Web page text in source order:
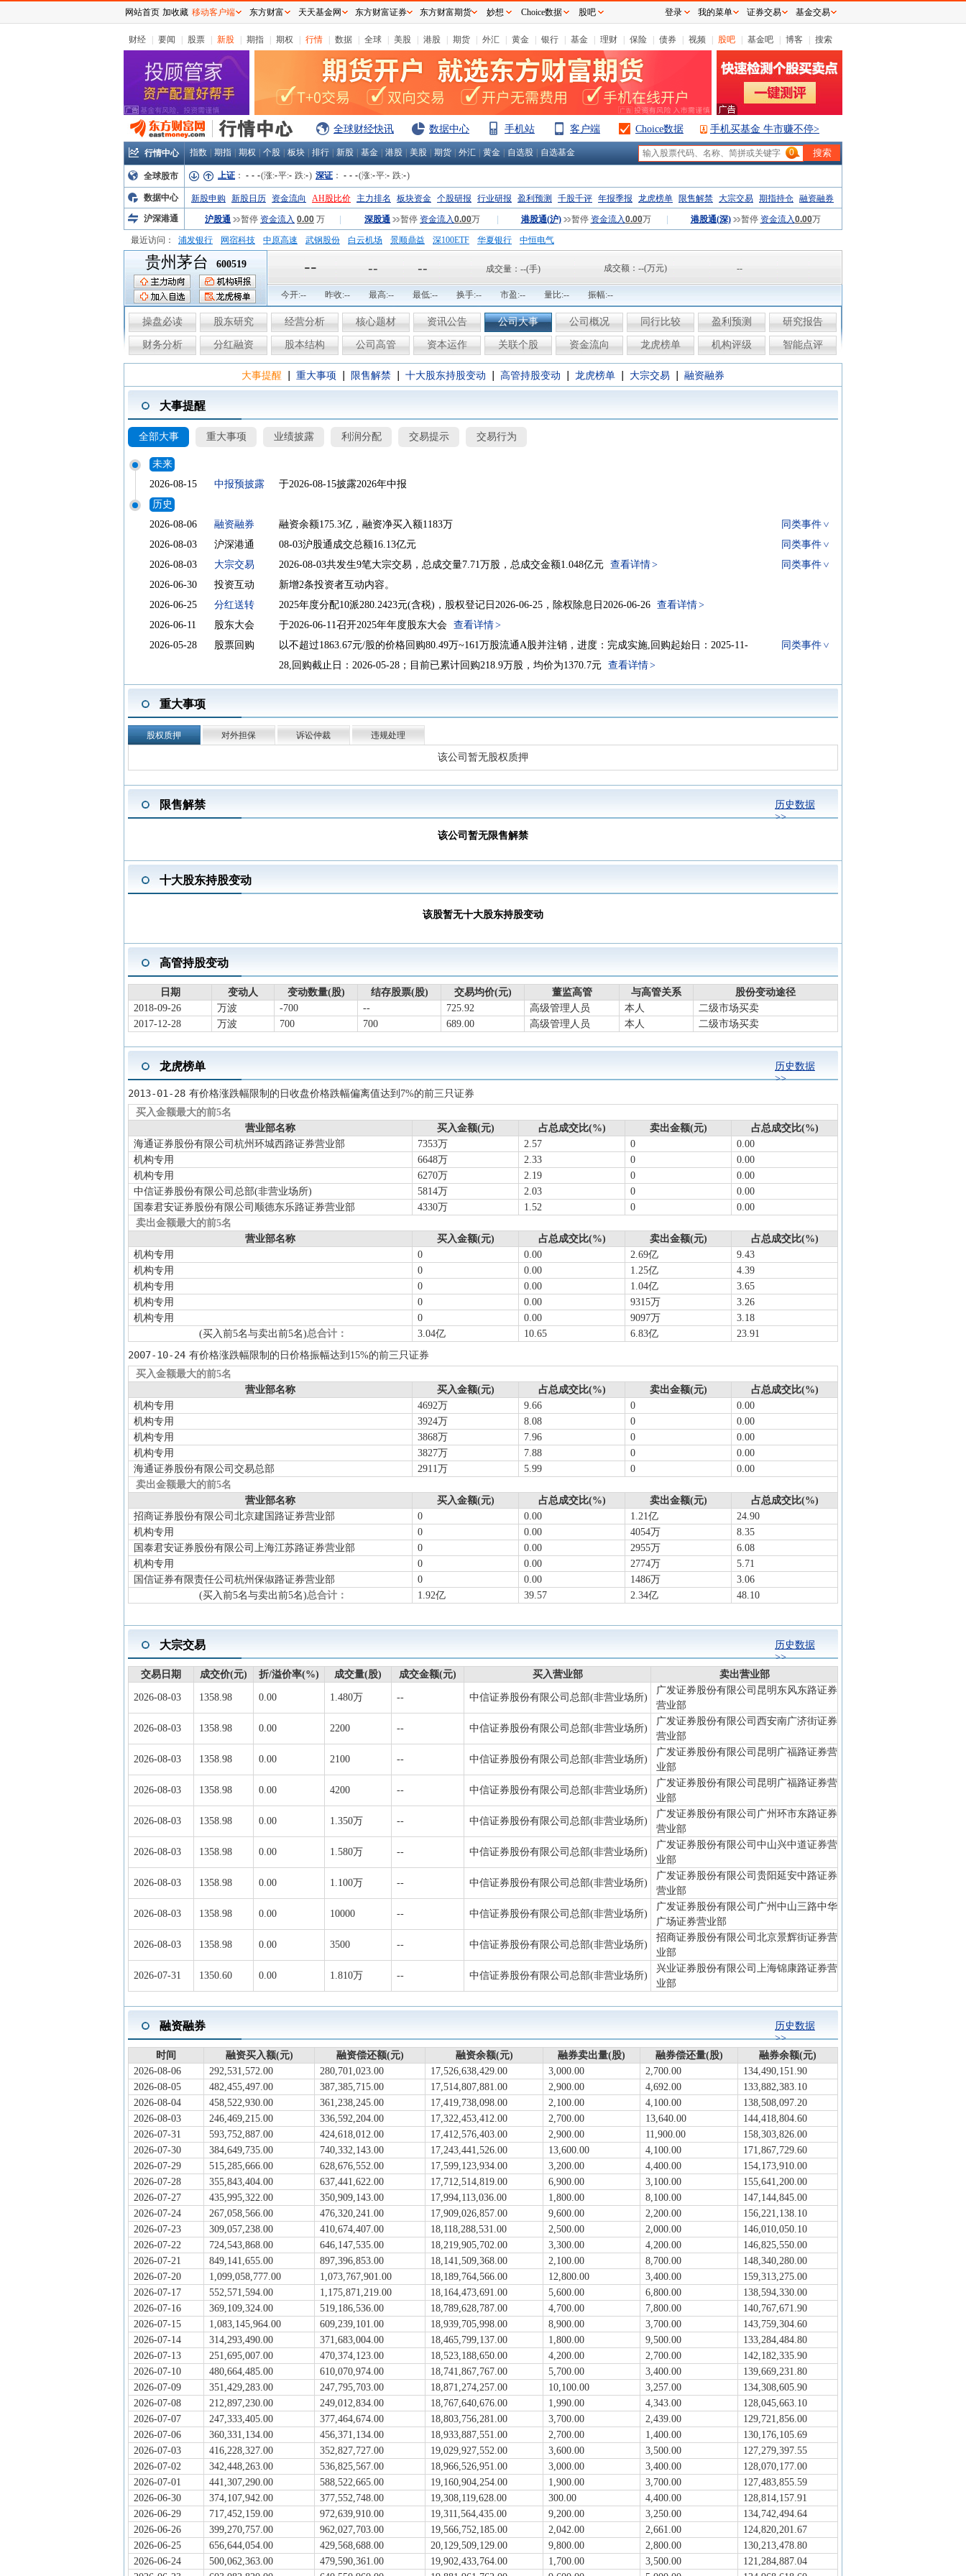
财经 要闻 股票 新股 期指 期权 行情 数据 全球 美股 港股 期货 外汇 黄金 银行 基金 理财 保险 债券 视频 股吧 基金吧 博客 搜索
全球财经快讯 数据中心 手机站 客户端 Choice数据 手机买基金 牛市赚不停>
行情中心 指数 期指 期权 个股 板块 排行 新股 基金 港股 美股 期货 外汇 黄金 自选股 自选基金 0
全球股市 上证 ： - - -(涨:-平:- 跌:-) 深证 ： - - -(涨:-平:- 跌:-)
数据中心 新股申购 新股日历 资金流向 AH股比价 主力排名 板块资金 个股研报 行业研报 盈利预测 千股千评 年报季报 龙虎榜单 限售解禁 大宗交易 期指持仓 融资融券
沪深港通
沪股通 暂停 资金流入 0.00 万 深股通 暂停 资金流入0.00万 港股通(沪) 暂停 资金流入0.00万 港股通(深) 暂停 资金流入0.00万
最近访问： 浦发银行 网宿科技 中原高速 武钢股份 白云机场 景顺鼎益 深100ETF 华夏银行
中恒电气
弘业股份
富临运业
贵州茅台 600519 -- -- -- 成交量： --(手) 成交额： --(万元) --
今开:-- 昨收:-- 最高:-- 最低:-- 换手:-- 市盈:-- 量比:-- 振幅:--
操盘必读 股东研究 经营分析 核心题材 资讯公告 公司大事 公司概况 同行比较 盈利预测 研究报告
财务分析 分红融资 股本结构 公司高管 资本运作 关联个股 资金流向 龙虎榜单 机构评级 智能点评
大事提醒 重大事项 限售解禁 十大股东持股变动 高管持股变动 龙虎榜单 大宗交易 融资融券
大事提醒
全部大事 重大事项 业绩披露 利润分配 交易提示 交易行为
未来
2026-08-15
中报预披露
于2026-08-15披露2026年中报
历史
2026-08-06
融资融券 融资余额175.3亿，融资净买入额1183万
同类事件
2026-08-03
沪深港通 08-03沪股通成交总额16.13亿元
同类事件
2026-08-03
大宗交易 2026-08-03共发生9笔大宗交易，总成交量7.71万股，总成交金额1.048亿元 查看详情
同类事件
2026-06-30
投资互动
新增2条投资者互动内容。
2026-06-25
分红送转 2025年度分配10派280.2423元(含税)，股权登记日2026-06-25，除权除息日2026-06-26 查看详情
2026-06-11
股东大会 于2026-06-11召开2025年年度股东大会 查看详情
2026-05-28
股票回购
以不超过1863.67元/股的价格回购80.49万~161万股流通A股并注销，进度：完成实施,回购起始日：2025-11-
28,回购截止日：2026-05-28；目前已累计回购218.9万股，均价为1370.7元 查看详情
同类事件
2026-04-25 一季报披露
2026年一季报归属净利润272.4亿元，同比增长1.47%，基本每股收益21.76元
2026-04-25
2026-04-17
年报披露
2025年年报归属净利润823.2亿元，同比下降4.53%，基本每股收益65.66元
2026-04-17
分红送转
2026中期分配，分配方案：分红金额上限不超过公司2026年上半年实现归属于上市公司股东的净利润(预披
2026-03-13
新增概念 2026-03-13新增概念：味蕾经济 查看详情
同类事件
2025-12-30
同类事件
2025-11-28
股东大会 于2025-11-28召开2025年第一次临时股东大会 查看详情
2025-11-28
法定代表人变
2025-10-30
三季报披露
2025年三季报归属净利润646.3亿元，同比增长6.25%，基本每股收益51.53元
2025-08-13
中报披露
2025-07-23
资本运作
为强化企业科技创新主体地位,坚定不移推动科技创新发展,始终保持行业科研领域领先地位,公司拟与控股股
东茅台集团共同出资成立研究院公司。研究院公司注册资本金为10亿元(人民币,币种下同),其中公司以货币
+实物(实验仪器)形式出资4.9亿元(占股49%),茅台集团以货币+实物(科技大楼)形式出资5.1亿元(占股51%)。
2025-06-25
分红送转 2024年度分配10派276.73元(含税)，股权登记日2025-06-25，除权除息日2025-06-26 查看详情
2025-05-19
2025-04-30
一季报披露
2025年一季报归属净利润268.5亿元，同比增长11.56%，基本每股收益21.38元
2025-04-03
年报披露 2024年年报归属净利润862.3亿元，同比增长15.38%，基本每股收益68.64元
同类事件
股东户数 截止2024-12-31，公司A股股东户数为207894户，较上期（2024-09-30）增加6312户，变动幅度3.13%
同类事件
2024-12-19
分红送转 2024三季度分配10派238.82元(含税)，股权登记日2024-12-19，除权除息日2024-12-20
2024-11-27
股东大会 于2024-11-27召开2024年第一次临时股东大会 查看详情
2024-10-26
三季报披露
2024年三季报归属净利润608.3亿元，同比增长15.04%，基本每股收益48.42元
2024-08-09
中报披露 2024年中报归属净利润417亿元，同比增长15.88%，基本每股收益33.19元
重大事项
股权质押 对外担保 诉讼仲裁 违规处理
该公司暂无股权质押
限售解禁
历史数据
>>
该公司暂无限售解禁
十大股东持股变动
该股暂无十大股东持股变动
高管持股变动
日期 变动人 变动数量(股) 结存股票(股) 交易均价(元) 董监高管 与高管关系
股份变动途径
2018-09-26
万波 -700 -- 725.92 高级管理人员 本人
二级市场买卖
2017-12-28
万波 700 700 689.00 高级管理人员 本人 二级市场买卖
龙虎榜单
历史数据
>>
2013-01-28 有价格涨跌幅限制的日收盘价格跌幅偏离值达到7%的前三只证券
买入金额最大的前5名
营业部名称
买入金额(元) 占总成交比(%) 卖出金额(元)
占总成交比(%)
海通证券股份有限公司杭州环城西路证券营业部
7353万 2.57 0
0.00
机构专用
6648万 2.33 0
0.00
机构专用
6270万 2.19 0
0.00
中信证券股份有限公司总部(非营业场所)
5814万 2.03 0
0.00
国泰君安证券股份有限公司顺德东乐路证券营业部
4330万 1.52 0
0.00
卖出金额最大的前5名
营业部名称
买入金额(元) 占总成交比(%) 卖出金额(元)
占总成交比(%)
机构专用
0 0.00 2.69亿
9.43
机构专用
0 0.00 1.25亿
4.39
机构专用
0 0.00 1.04亿
3.65
机构专用
0 0.00 9315万
3.26
机构专用
0 0.00 9097万
3.18
(买入前5名与卖出前5名)总合计： 3.04亿 10.65 6.83亿 23.91
2007-10-24 有价格涨跌幅限制的日价格振幅达到15%的前三只证券
买入金额最大的前5名
营业部名称
买入金额(元) 占总成交比(%) 卖出金额(元)
占总成交比(%)
机构专用
4692万 9.66 0
0.00
机构专用
3924万 8.08 0
0.00
机构专用
3868万 7.96 0
0.00
机构专用
3827万 7.88 0
0.00
海通证券股份有限公司交易总部
2911万 5.99 0
0.00
卖出金额最大的前5名
营业部名称
买入金额(元) 占总成交比(%) 卖出金额(元)
占总成交比(%)
招商证券股份有限公司北京建国路证券营业部
0 0.00 1.21亿
24.90
机构专用
0 0.00 4054万
8.35
国泰君安证券股份有限公司上海江苏路证券营业部
0 0.00 2955万
6.08
机构专用
0 0.00 2774万
5.71
国信证券有限责任公司杭州保俶路证券营业部
0 0.00 1486万
3.06
(买入前5名与卖出前5名)总合计： 1.92亿 39.57 2.34亿 48.10
大宗交易
历史数据
>>
交易日期
成交价(元) 折/溢价率(%) 成交量(股) 成交金额(元) 买入营业部 卖出营业部
2026-08-03 1358.98 0.00 1.480万 -- 中信证券股份有限公司总部(非营业场所)
广发证券股份有限公司昆明东风东路证券
营业部
2026-08-03 1358.98 0.00 2200 -- 中信证券股份有限公司总部(非营业场所)
广发证券股份有限公司西安南广济街证券
营业部
2026-08-03 1358.98 0.00 2100 -- 中信证券股份有限公司总部(非营业场所)
广发证券股份有限公司昆明广福路证券营
业部
2026-08-03 1358.98 0.00 4200 -- 中信证券股份有限公司总部(非营业场所)
广发证券股份有限公司昆明广福路证券营
业部
2026-08-03 1358.98 0.00 1.350万 -- 中信证券股份有限公司总部(非营业场所)
广发证券股份有限公司广州环市东路证券
营业部
2026-08-03 1358.98 0.00 1.580万 -- 中信证券股份有限公司总部(非营业场所)
广发证券股份有限公司中山兴中道证券营
业部
2026-08-03 1358.98 0.00 1.100万 -- 中信证券股份有限公司总部(非营业场所)
广发证券股份有限公司贵阳延安中路证券
营业部
2026-08-03 1358.98 0.00 10000 -- 中信证券股份有限公司总部(非营业场所)
广发证券股份有限公司广州中山三路中华
广场证券营业部
2026-08-03 1358.98 0.00 3500 -- 中信证券股份有限公司总部(非营业场所)
招商证券股份有限公司北京景辉街证券营
业部
2026-07-31 1350.60 0.00 1.810万 -- 中信证券股份有限公司总部(非营业场所)
兴业证券股份有限公司上海锦康路证券营
业部
融资融券
历史数据
>>
时间
融资买入额(元) 融资偿还额(元) 融资余额(元) 融券卖出量(股) 融券偿还量(股)
融券余额(元)
2026-08-06
292,531,572.00 280,701,023.00 17,526,638,429.00 3,000.00 2,700.00
134,490,151.90
2026-08-05
482,455,497.00 387,385,715.00 17,514,807,881.00 2,900.00 4,692.00
133,882,383.10
2026-08-04
458,522,930.00 361,238,245.00 17,419,738,098.00 2,100.00 4,100.00
138,508,097.20
2026-08-03
246,469,215.00 336,592,204.00 17,322,453,412.00 2,700.00 13,640.00
144,418,804.60
2026-07-31
593,752,887.00 424,618,012.00 17,412,576,403.00 2,900.00 11,900.00
158,303,826.00
2026-07-30
384,649,735.00 740,332,143.00 17,243,441,526.00 13,600.00 4,100.00
171,867,729.60
2026-07-29
515,285,666.00 628,676,552.00 17,599,123,934.00 3,200.00 4,400.00
154,173,910.00
2026-07-28
355,843,404.00 637,441,622.00 17,712,514,819.00 6,900.00 3,100.00
155,641,200.00
2026-07-27
435,995,322.00 350,909,143.00 17,994,113,036.00 1,800.00 8,100.00
147,144,845.00
2026-07-24
267,058,566.00 476,320,241.00 17,909,026,857.00 9,600.00 2,200.00
156,221,138.10
2026-07-23
309,057,238.00 410,674,407.00 18,118,288,531.00 2,500.00 2,000.00
146,010,050.10
2026-07-22
724,543,868.00 646,147,535.00 18,219,905,702.00 3,300.00 4,200.00
146,825,550.00
2026-07-21
849,141,655.00 897,396,853.00 18,141,509,368.00 2,100.00 8,700.00
148,340,280.00
2026-07-20
1,099,058,777.00 1,073,767,901.00 18,189,764,566.00 12,800.00 3,400.00
159,313,275.00
2026-07-17
552,571,594.00 1,175,871,219.00 18,164,473,691.00 5,600.00 6,800.00
138,594,330.00
2026-07-16
369,109,324.00 519,186,536.00 18,789,628,787.00 4,700.00 7,800.00
140,767,671.90
2026-07-15
1,083,145,964.00 609,239,101.00 18,939,705,998.00 8,900.00 3,700.00
143,759,304.60
2026-07-14
314,293,490.00 371,683,004.00 18,465,799,137.00 1,800.00 9,500.00
133,284,484.80
2026-07-13
251,695,007.00 470,374,123.00 18,523,188,650.00 4,200.00 2,700.00
142,182,335.90
2026-07-10
480,664,485.00 610,070,974.00 18,741,867,767.00 5,700.00 3,400.00
139,669,231.80
2026-07-09
351,429,283.00 247,795,703.00 18,871,274,257.00 10,100.00 3,257.00
134,308,605.90
2026-07-08
212,897,230.00 249,012,834.00 18,767,640,676.00 1,990.00 4,343.00
128,045,663.10
2026-07-07
247,333,405.00 377,464,674.00 18,803,756,281.00 3,700.00 2,439.00
129,721,856.00
2026-07-06
360,331,134.00 456,371,134.00 18,933,887,551.00 2,700.00 1,400.00
130,176,105.69
2026-07-03
416,228,327.00 352,827,727.00 19,029,927,552.00 3,600.00 3,500.00
127,279,397.55
2026-07-02
342,448,263.00 536,825,567.00 18,966,526,951.00 3,000.00 3,400.00
128,070,177.00
2026-07-01
441,307,290.00 588,522,665.00 19,160,904,254.00 1,900.00 3,700.00
127,483,855.59
2026-06-30
374,107,942.00 377,552,748.00 19,308,119,628.00 300.00 4,400.00
128,814,157.91
2026-06-29
717,452,159.00 972,639,910.00 19,311,564,435.00 9,200.00 3,250.00
134,742,494.64
2026-06-26
399,270,757.00 962,027,703.00 19,566,752,185.00 2,042.00 2,661.00
124,820,201.67
2026-06-25
656,644,054.00 429,568,688.00 20,129,509,129.00 9,800.00 2,800.00
130,213,478.80
2026-06-24
500,062,363.00 479,590,361.00 19,902,433,764.00 1,700.00 3,500.00
121,284,887.04
网站首页 加收藏 移动客户端 东方财富 天天基金网 东方财富证券 东方财富期货 妙想 Choice数据 股吧 登录 我的菜单 证券交易 基金交易